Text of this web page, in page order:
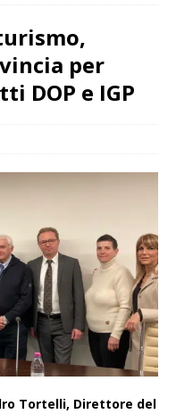
per
DOP e IGP
Tortelli, Direttore del